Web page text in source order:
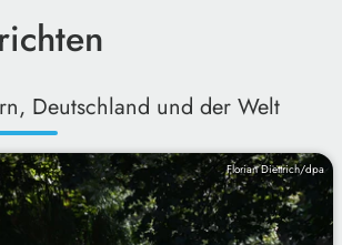
Deutschland und der Welt
Florian Diettrich/dpa